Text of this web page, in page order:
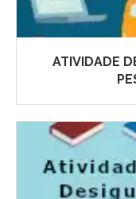
ATIVIDADE